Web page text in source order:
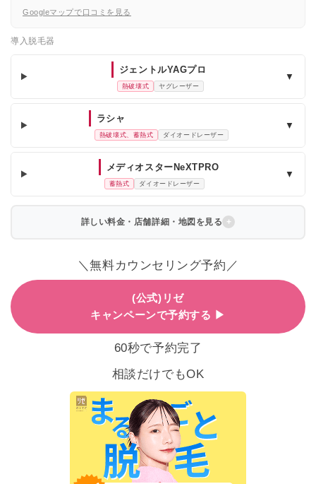
Googleマップで口コミを見る
導入脱毛器
ジェントルYAGプロ
熱破壊式 ヤグレーザー
▼
ラシャ
熱破壊式、蓄熱式 ダイオードレーザー
▼
メディオスターNeXTPRO
蓄熱式 ダイオードレーザー
▼
詳しい料金・店舗詳細・地図を見る
＼無料カウンセリング予約／
(公式)リゼ
キャンペーンで予約する ▶
60秒で予約完了
相談だけでもOK